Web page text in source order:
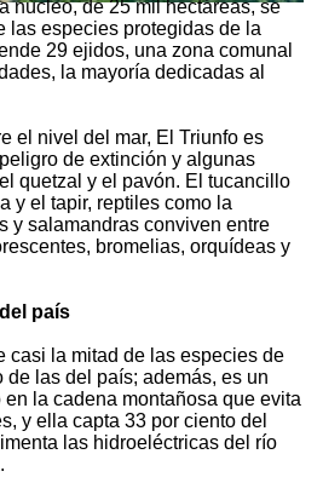
núcleo, de 25 mil hectáreas, se
las especies protegidas de la
29 ejidos, una zona comunal
la mayoría dedicadas al
el nivel del mar, El Triunfo es
de extinción y algunas
quetzal y el pavón. El tucancillo
y el tapir, reptiles como la
y salamandras conviven entre
bromelias, orquídeas y
país
casi la mitad de las especies de
las del país; además, es un
la cadena montañosa que evita
y ella capta 33 por ciento del
las hidroeléctricas del río